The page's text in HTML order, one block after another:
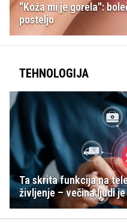
"Koža mi je gorela":
posteljo
TEHNOLOGIJA
Ta skrita funkcija na
življenje – večina ljudi